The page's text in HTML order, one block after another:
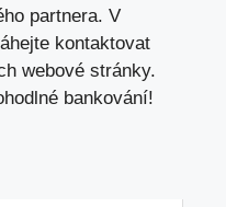
partnera. V
kontaktovat
webové stránky.⁤
bankování!